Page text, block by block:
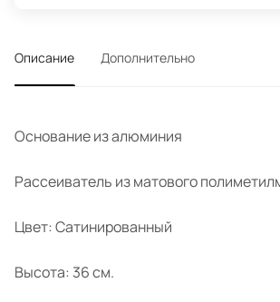
Описание Дополнительно
Основание из алюминия
Рассеиватель из матового
Цвет: Сатинированный
Высота: 36 см.